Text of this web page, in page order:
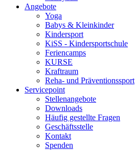
Angebote
Yoga
Babys & Kleinkinder
Kindersport
KiSS - Kindersportschule
Feriencamps
KURSE
Kraftraum
Reha- und Präventionssport
Servicepoint
Stellenangebote
Downloads
Häufig gestellte Fragen
Geschäftsstelle
Kontakt
Spenden